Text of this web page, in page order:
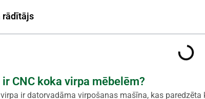
rādītājs
CNC koka virpa mēbelēm?
virpa ir datorvadāma virpošanas mašīna, kas